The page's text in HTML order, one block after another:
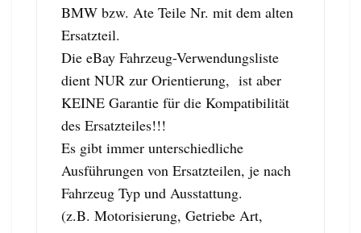
BMW bzw. Ate Teile Nr. mit dem alten
Ersatzteil.
Die eBay Fahrzeug-Verwendungsliste
dient NUR zur Orientierung, ist aber
KEINE Garantie für die Kompatibilität
des Ersatzteiles!!!
Es gibt immer unterschiedliche
Ausführungen von Ersatzteilen, je nach
Fahrzeug Typ und Ausstattung.
(z.B. Motorisierung, Getriebe Art,